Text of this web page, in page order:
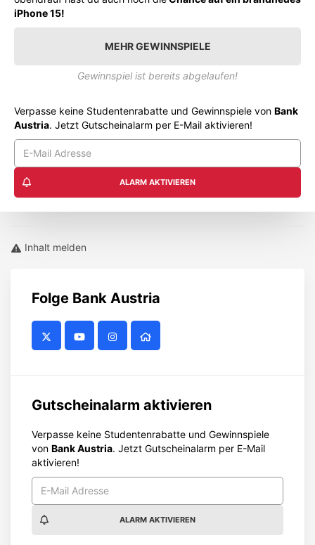
iPhone 15!
MEHR GEWINNSPIELE
Gewinnspiel ist bereits abgelaufen!
Verpasse keine Studentenrabatte und Gewinnspiele von Bank
Austria. Jetzt Gutscheinalarm per E-Mail aktivieren!
ALARM AKTIVIEREN
Inhalt melden
Folge Bank Austria
Gutscheinalarm aktivieren
Verpasse keine Studentenrabatte und Gewinnspiele
von Bank Austria. Jetzt Gutscheinalarm per E-Mail
aktivieren!
ALARM AKTIVIEREN